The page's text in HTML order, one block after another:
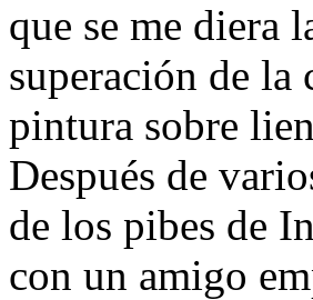
que se me diera
superación de la
pintura sobre
Después de
de los pibes de
con un amigo